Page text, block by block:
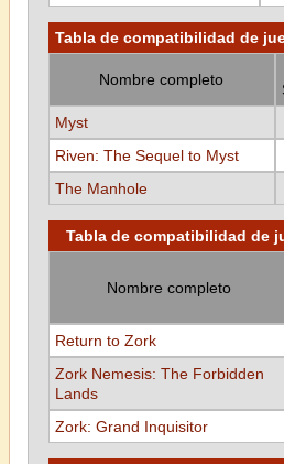
Tabla de compatibilidad de
Nombre completo
Myst
Riven: The Sequel to Myst
The Manhole
Tabla de compatibilidad de
Nombre completo
Return to Zork
Zork Nemesis: The Forbidden
Lands
Zork: Grand Inquisitor